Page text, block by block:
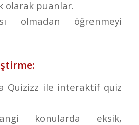
olarak puanlar.
olmadan öğrenmeyi
Quizizz ile interaktif quiz
konularda eksik,